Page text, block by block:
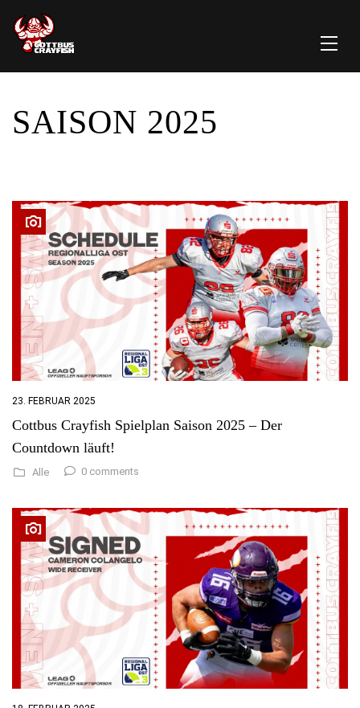
SAISON 2025
23. FEBRUAR 2025
Cottbus Crayfish Spielplan Saison 2025 – Der
Countdown läuft!
Alle 0 comments